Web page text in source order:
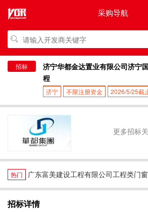
采购导航
招标
济宁华都金达置业有限公司济宁
程
济宁 不限注册资金 2026/5/25截
更多招标
热门 广东富美建设工程有限公司工程类门
招标详情